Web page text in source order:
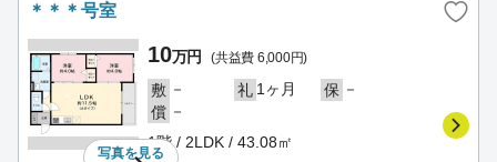
＊＊＊号室
写真を見る
10万円 (共益費 6,000円)
敷 － 礼 1ヶ月 保 －
償 －
1階 / 2LDK / 43.08㎡